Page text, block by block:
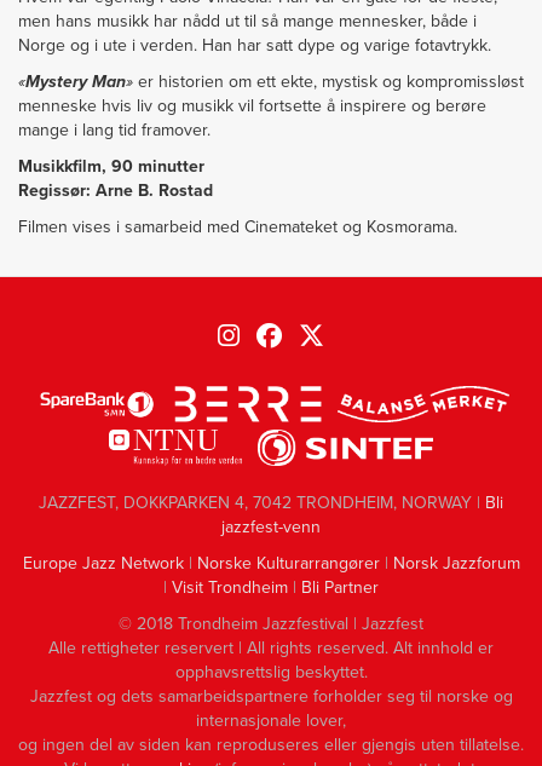
men hans musikk har nådd ut til så mange mennesker, både i
Norge og i ute i verden. Han har satt dype og varige fotavtrykk.
«Mystery Man» er historien om ett ekte, mystisk og kompromissløst
menneske hvis liv og musikk vil fortsette å inspirere og berøre
mange i lang tid framover.
Musikkfilm, 90 minutter
Regissør: Arne B. Rostad
Filmen vises i samarbeid med Cinemateket og Kosmorama.
JAZZFEST, DOKKPARKEN 4, 7042 TRONDHEIM, NORWAY | Bli
jazzfest-venn
Europe Jazz Network| Norske Kulturarrangører| Norsk Jazzforum
| Visit Trondheim | Bli Partner
© 2018 Trondheim Jazzfestival | Jazzfest
Alle rettigheter reservert | All rights reserved. Alt innhold er
opphavsrettslig beskyttet.
Jazzfest og dets samarbeidspartnere forholder seg til norske og
internasjonale lover,
og ingen del av siden kan reproduseres eller gjengis uten tillatelse.